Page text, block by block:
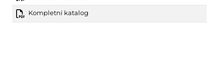
Kompletní katalog